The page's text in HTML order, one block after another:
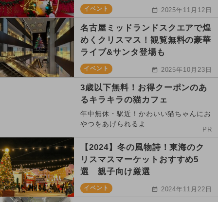
イベント 2025年11月12日
名古屋ミッドランドスクエアで煌
めくクリスマス！観覧無料の豪華
ライブ&サンタ登場も
イベント 2025年10月23日
3歳以下無料！お得クーポンのあ
るキラキラの猫カフェ
年中無休・駅近！かわいい猫ちゃんにお
やつをあげられるよ
PR
【2024】冬の風物詩！東海のク
リスマスマーケットおすすめ5
選 親子向け厳選
イベント 2024年11月22日